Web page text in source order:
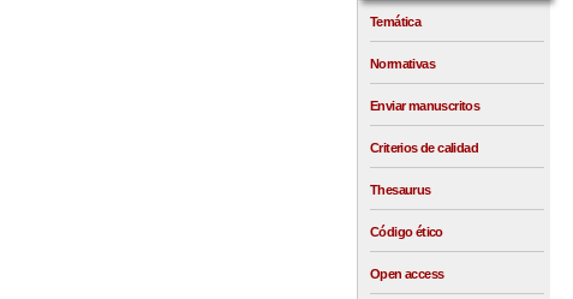
Temática
Normativas
Enviar manuscritos
Criterios de calidad
Thesaurus
Código ético
Open access